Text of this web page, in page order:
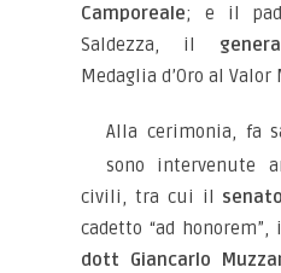
Camporeale; e il
Saldezza, il
Medaglia d’Oro al
Alla cerimonia, fa
sono intervenute
civili, tra cui il
cadetto “ad
dott Giancarlo